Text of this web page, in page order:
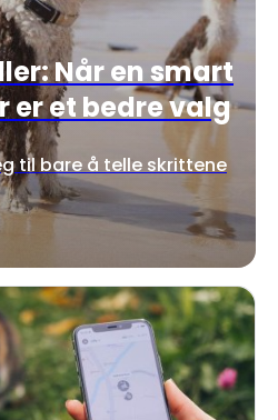
Når en smart
er et bedre valg
til bare å telle skrittene